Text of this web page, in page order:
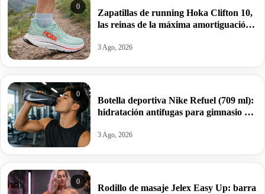
0
Zapatillas de running Hoka Clifton 10,
las reinas de la máxima amortiguación
3 Ago, 2026
0
Botella deportiva Nike Refuel (709 ml):
hidratación antifugas para gimnasio y
3 Ago, 2026
0
Rodillo de masaje Jelex Easy Up: barra